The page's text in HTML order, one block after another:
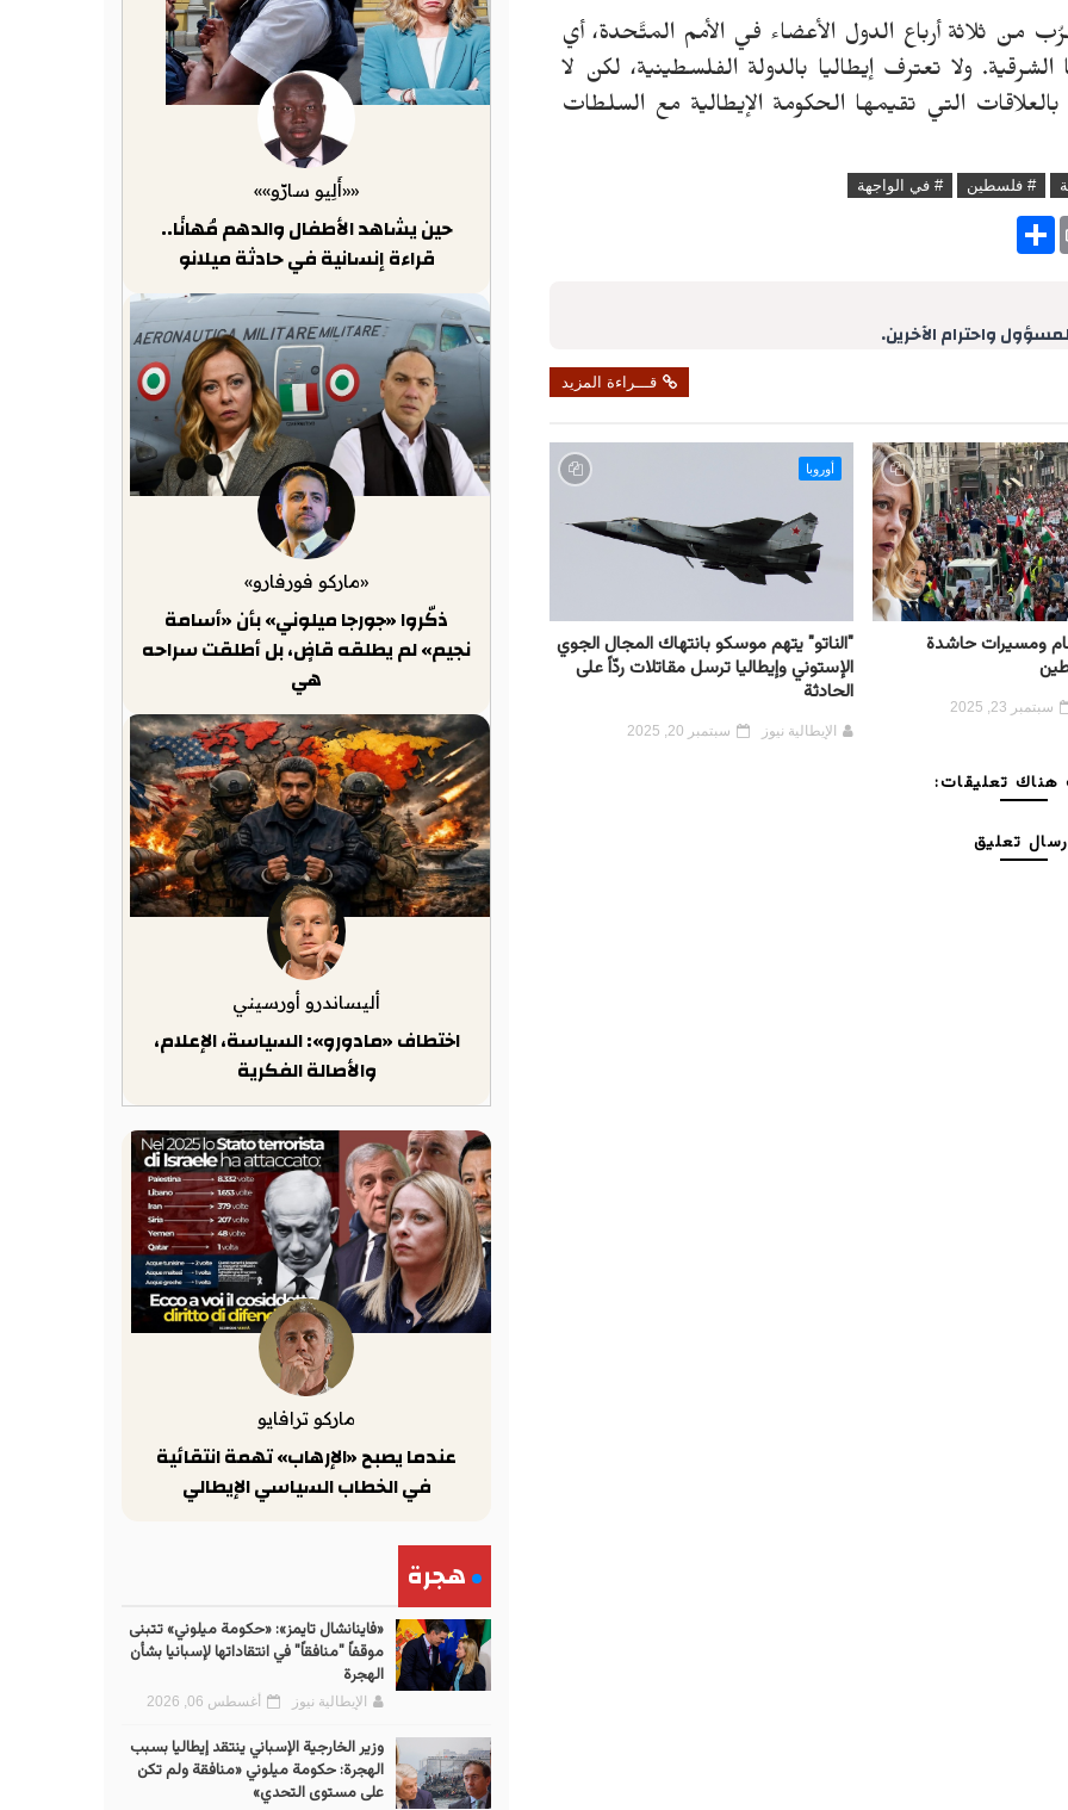
ثلاثة أرباع الدول الأعضاء في الأمم المتَّحدة، أي
الشرقية. ولا تعترف إيطاليا بالدولة الفلسطينية، لكن لا
التي تقيمها الحكومة الإيطالية مع السلطات
# فلسطين # في الواجهة
S
واحترام الآخرين.
قـــراءة المزيد
ومسيرات حاشدة
سبتمبر 23, 2025
أوروبا
"الناتو" يتهم موسكو بانتهاك المجال الجوي
الإستوني وإيطاليا ترسل مقاتلات ردّاً على
الحادثة
الإيطالية نيوز سبتمبر 20, 2025
تعليقات:
تعليق
««أَلِيو سارّو»»
حين يشاهد الأطفال والدهم مُهانًا..
قراءة إنسانية في حادثة ميلانو
«ماركو فورفارو»
ذكّروا «جورجا ميلوني» بأن «أسامة
نجيم» لم يطلقه قاضٍ، بل أطلقت سراحه
هي
أليساندرو أورسيني
اختطاف «مادورو»: السياسة، الإعلام،
والأصالة الفكرية
ماركو ترافايو
عندما يصبح «الإرهاب» تهمة انتقائية
في الخطاب السياسي الإيطالي
هجرة
«فاينانشال تايمز»: «حكومة ميلوني» تتبنى
موقفاً "منافقاً" في انتقاداتها لإسبانيا بشأن
الهجرة
الإيطالية نيوز أغسطس 06, 2026
وزير الخارجية الإسباني ينتقد إيطاليا بسبب
الهجرة: حكومة ميلوني «منافقة ولم تكن
على مستوى التحدي»